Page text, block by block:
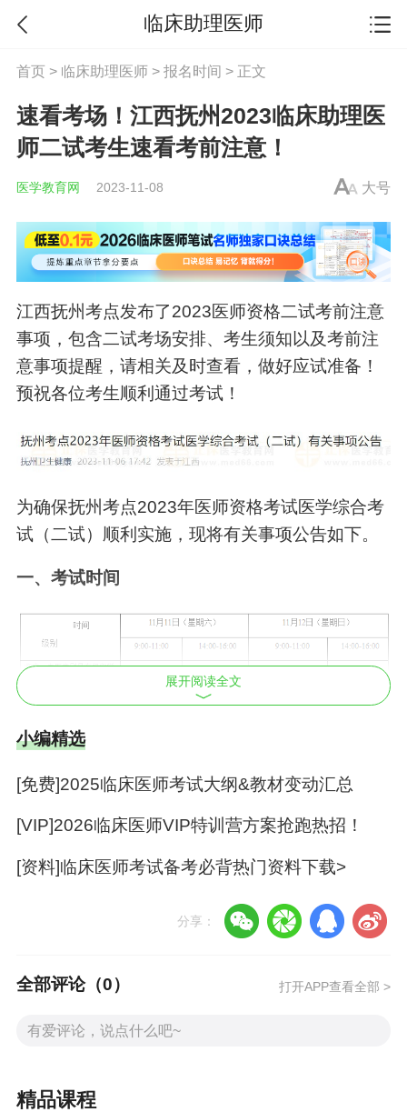
临床助理医师
首页> 临床助理医师> 报名时间 > 正文
速看考场！江西抚州2023临床助理医
师二试考生速看考前注意！
医学教育网 2023-11-08 大号
江西抚州考点发布了2023医师资格二试考前注意
事项，包含二试考场安排、考生须知以及考前注
意事项提醒，请相关及时查看，做好应试准备！
预祝各位考生顺利通过考试！
为确保抚州考点2023年医师资格考试医学综合考
试（二试）顺利实施，现将有关事项公告如下。
一、考试时间
二、考试地点
（一）南昌大学抚州医学院第一教学楼（东南
门）
考场地址：临川区迎宾大道9号
（二）江西中医药高等专科学校实训楼（西南
考场地址：临川区文昌大道2766号
三、注意事项
钟）凭《准考证》和有效身份证件进入考室。
展开阅读全文
小编精选
[免费]2025临床医师考试大纲&教材变动汇总
[VIP]2026临床医师VIP特训营方案抢跑热招！
[资料]临床医师考试备考必背热门资料下载>
分享：
全部评论（0） 打开APP查看全部 >
精品课程